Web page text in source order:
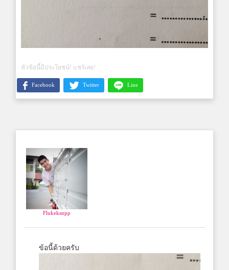
หัวข้อนี้มีประโยชน์! แชร์เลย!
Facebook Twitter Line
Flukeksnpp
ข้อนี้ด้วยครับ